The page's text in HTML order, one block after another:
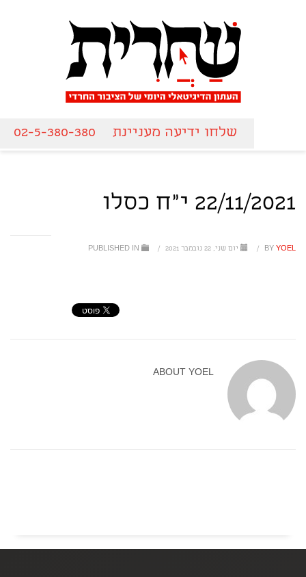
שלחו ידיעה מעניינת 02-5-380-380
22/11/2021 י"ח כסלו
BY YOEL
/ יום שני, 22 נובמבר 2021 /
ABOUT YOEL